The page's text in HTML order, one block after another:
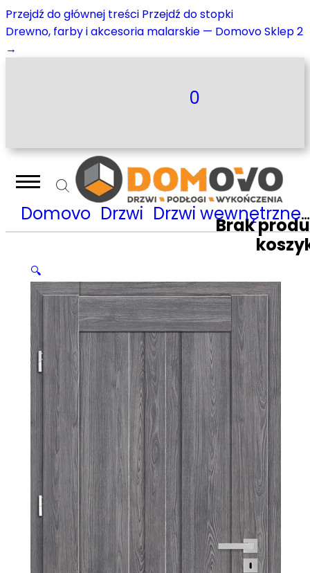
Przejdź do głównej treści Przejdź do stopki
Drewno, farby i akcesoria malarskie — Domovo Sklep 2
→
0
Brak
Domovo Drzwi Drzwi wewnętrzne
🔍